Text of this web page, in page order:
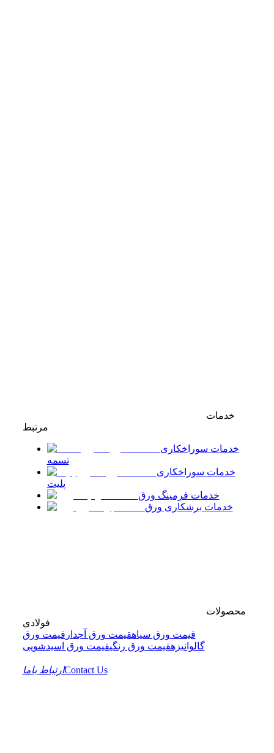
خدمات
مرتبط
خدمات سوراخکاری
تسمه
خدمات سوراخکاری
پلیت
خدمات فرمینگ ورق
خدمات برشکاری ورق
محصولات
فولادی
قیمت ورق سیاهقیمت ورق آجدار قیمت ورق
گالوانیزهقیمت ورق رنگیقیمت ورق اسیدشویی
ارتباط باماContact Us